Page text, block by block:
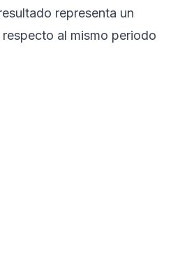
representa un
al mismo periodo